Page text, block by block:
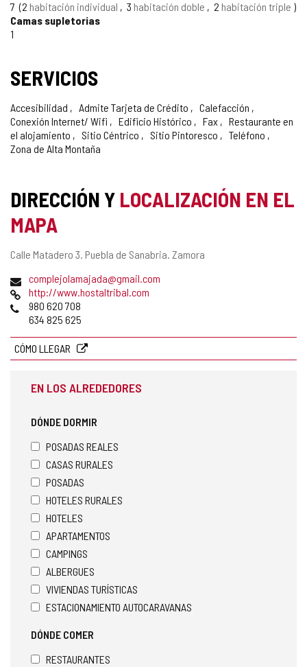
7 2 habitación individual 3 habitación doble 2 habitación triple
Camas supletorias
1
SERVICIOS
Accesibilidad Admite Tarjeta de Crédito
Calefacción
Conexión Internet/ Wifi
Edificio Histórico Fax
Restaurante en
el alojamiento
Sitio Céntrico Sitio Pintoresco
Teléfono
Zona de Alta Montaña
DIRECCIÓN Y LOCALIZACIÓN EN EL
MAPA
Dirección
Calle Matadero 3. Puebla de Sanabria. Zamora
Dirección
de
correo
electrónico
complejolamajada@gmail.com
Página
Web
http://www.hostaltribal.com
Teléfonos
980 620 708
634 825 625
CÓMO LLEGAR
EN LOS ALREDEDORES
DÓNDE DORMIR
POSADAS REALES
CASAS RURALES
POSADAS
HOTELES RURALES
HOTELES
APARTAMENTOS
CAMPINGS
ALBERGUES
VIVIENDAS TURÍSTICAS
ESTACIONAMIENTO AUTOCARAVANAS
DÓNDE COMER
RESTAURANTES